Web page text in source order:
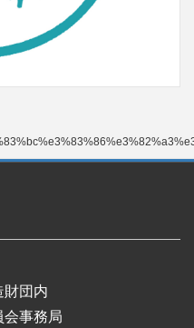
財団内
会事務局